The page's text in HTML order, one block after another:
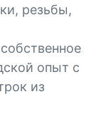
резьбы,
опыт с
из